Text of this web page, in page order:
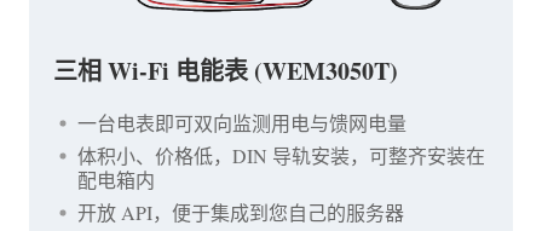
三相 Wi-Fi 电能表 (WEM3050T)
一台电表即可双向监测用电与馈网电量
体积小、价格低，DIN 导轨安装，可整齐安装在
配电箱内
开放 API，便于集成到您自己的服务器